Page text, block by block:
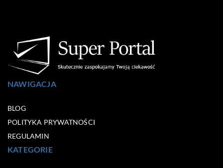
NAWIGACJA
BLOG
POLITYKA PRYWATNOŚCI
REGULAMIN
KATEGORIE